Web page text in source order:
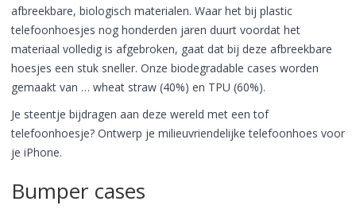
afbreekbare, biologisch materialen. Waar het bij plastic
telefoonhoesjes nog honderden jaren duurt voordat het
materiaal volledig is afgebroken, gaat dat bij deze afbreekbare
hoesjes een stuk sneller. Onze biodegradable cases worden
gemaakt van … wheat straw (40%) en TPU (60%).
Je steentje bijdragen aan deze wereld met een tof
telefoonhoesje? Ontwerp je milieuvriendelijke telefoonhoes voor
je iPhone.
Bumper cases